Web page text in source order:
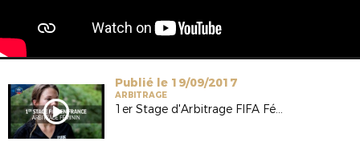
Publié le 19/09/2017
ARBITRAGE
1er Stage d'Arbitrage FIFA Féminin en France